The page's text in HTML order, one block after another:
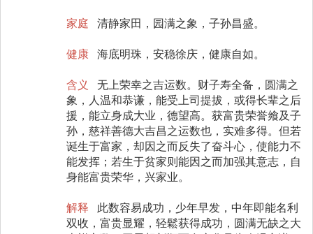
家庭 清静家田，园满之象，子孙昌盛。
健康 海底明珠，安稳徐庆，健康自如。
含义
无上荣幸之吉运数。财子寿全备，圆满之
象，人温和恭谦，能受上司提拔，或得长辈之后
援，能立身成大业，德望高。获富贵荣誉飨及子
孙，慈祥善德大吉昌之运数也，实难多得。但若
诞生于富家，却因之而反失了奋斗心，使能力不
能发挥；若生于贫家则能因之而加强其意志，自
身能富贵荣华，兴家业。
解释
此数容易成功，少年早发，中年即能名利
双收，富贵显耀，轻鬆获得成功，圆满无缺之大